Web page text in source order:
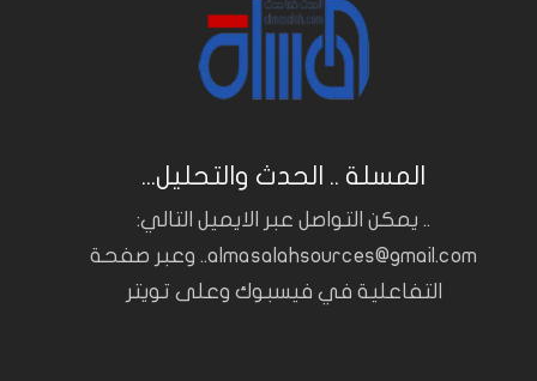
المسلة .. الحدث والتحليل...
.. يمكن التواصل عبر الايميل التالي:
almasalahsources@gmail.com.. وعبر صفحة
التفاعلية في فيسبوك وعلى تويتر